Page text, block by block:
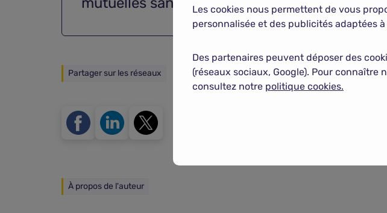
Partager sur les réseaux
À propos de l'auteur
Les cookies nous permettent de vous
personnalisée et des publicités adaptées à
Des partenaires peuvent déposer des
(réseaux sociaux, Google). Pour connaître
consultez notre politique cookies.